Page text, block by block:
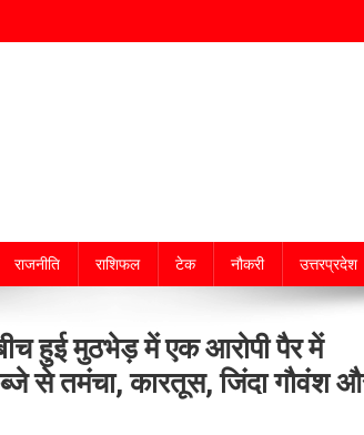
राजनीति राशिफल टेक नौकरी उत्तरप्रदेश
हुई मुठभेड़ में एक आरोपी पैर में
से तमंचा, कारतूस, जिंदा गौवंश